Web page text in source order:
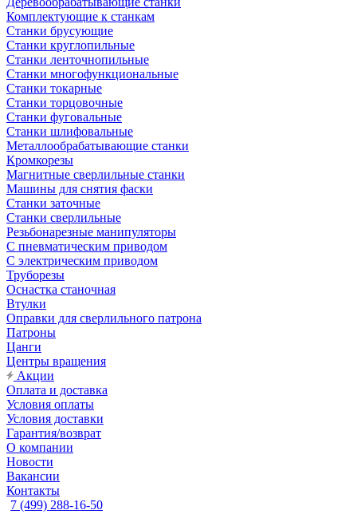
Комплектующие к станкам
Станки брусующие
Станки круглопильные
Станки ленточнопильные
Станки многофункциональные
Станки токарные
Станки торцовочные
Станки фуговальные
Станки шлифовальные
Металлообрабатывающие станки
Кромкорезы
Магнитные сверлильные станки
Машины для снятия фаски
Станки заточные
Станки сверлильные
Резьбонарезные манипуляторы
С пневматическим приводом
С электрическим приводом
Труборезы
Оснастка станочная
Втулки
Оправки для сверлильного патрона
Патроны
Цанги
Центры вращения
Акции
Оплата и доставка
Условия оплаты
Условия доставки
Гарантия/возврат
О компании
Новости
Вакансии
Контакты
7 (499) 288-16-50